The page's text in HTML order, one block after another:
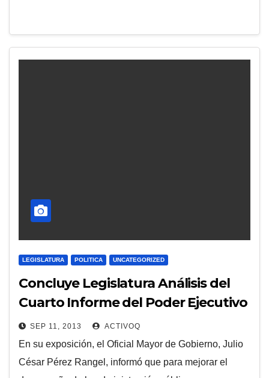
LEGISLATURA POLITICA UNCATEGORIZED
Concluye Legislatura Análisis del
Cuarto Informe del Poder Ejecutivo
del Estado con el Eje «Gobierno
eficiente y cerca de todos”
SEP 11, 2013 ACTIVOQ
En su exposición, el Oficial Mayor de Gobierno, Julio
César Pérez Rangel, informó que para mejorar el